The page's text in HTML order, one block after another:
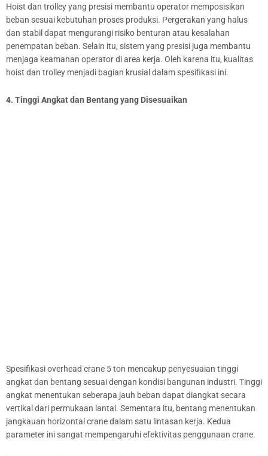
Hoist dan trolley yang presisi membantu operator memposisikan
beban sesuai kebutuhan proses produksi. Pergerakan yang halus
dan stabil dapat mengurangi risiko benturan atau kesalahan
penempatan beban. Selain itu, sistem yang presisi juga membantu
menjaga keamanan operator di area kerja. Oleh karena itu, kualitas
hoist dan trolley menjadi bagian krusial dalam spesifikasi ini.
4. Tinggi Angkat dan Bentang yang Disesuaikan
Spesifikasi overhead crane 5 ton mencakup penyesuaian tinggi
angkat dan bentang sesuai dengan kondisi bangunan industri. Tinggi
angkat menentukan seberapa jauh beban dapat diangkat secara
vertikal dari permukaan lantai. Sementara itu, bentang menentukan
jangkauan horizontal crane dalam satu lintasan kerja. Kedua
parameter ini sangat mempengaruhi efektivitas penggunaan crane.